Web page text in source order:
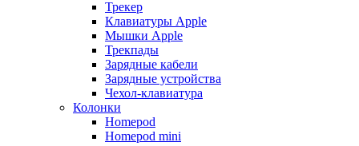
Трекер
Клавиатуры Apple
Мышки Apple
Трекпады
Зарядные кабели
Зарядные устройства
Чехол-клавиатура
Колонки
Homepod
Homepod mini